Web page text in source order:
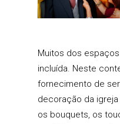
Muitos dos
incluída. Neste
fornecimento de
decoração da
os bouquets, os